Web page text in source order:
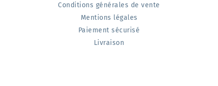
Conditions générales de vente
Mentions légales
Paiement sécurisé
Livraison